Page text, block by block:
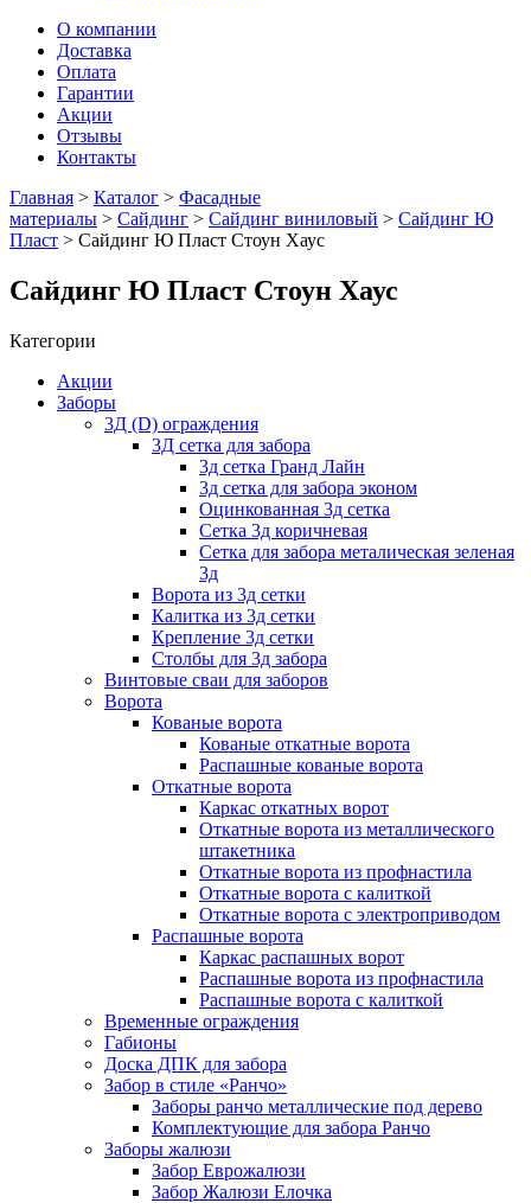
О компании
Доставка
Оплата
Гарантии
Акции
Отзывы
Контакты
Главная > Каталог > Фасадные
материалы > Сайдинг > Сайдинг виниловый > Сайдинг Ю
Пласт > Сайдинг Ю Пласт Стоун Хаус
Сайдинг Ю Пласт Стоун Хаус
Категории
Акции
Заборы
3Д (D) ограждения
3Д сетка для забора
3д сетка Гранд Лайн
3д сетка для забора эконом
Оцинкованная 3д сетка
Сетка 3д коричневая
Сетка для забора металическая зеленая
3д
Ворота из 3д сетки
Калитка из 3д сетки
Крепление 3д сетки
Столбы для 3д забора
Винтовые сваи для заборов
Ворота
Кованые ворота
Кованые откатные ворота
Распашные кованые ворота
Откатные ворота
Каркас откатных ворот
Откатные ворота из металлического
штакетника
Откатные ворота из профнастила
Откатные ворота с калиткой
Откатные ворота с электроприводом
Распашные ворота
Каркас распашных ворот
Распашные ворота из профнастила
Распашные ворота с калиткой
Временные ограждения
Габионы
Доска ДПК для забора
Забор в стиле «Ранчо»
Заборы ранчо металлические под дерево
Комплектующие для забора Ранчо
Заборы жалюзи
Забор Еврожалюзи
Забор Жалюзи Елочка